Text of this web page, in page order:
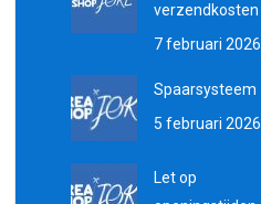
verzendkosten
7 februari 2026
Spaarsysteem
5 februari 2026
Let op